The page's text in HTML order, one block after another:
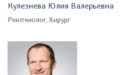
Кулезнева Юлия Валерьевна
Рентгенолог, Хирург